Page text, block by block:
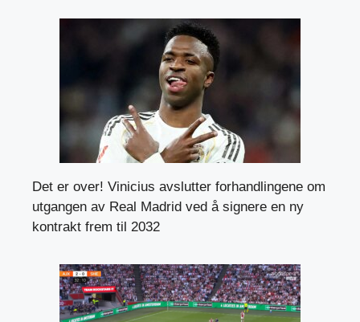
Det er over! Vinicius avslutter forhandlingene om
utgangen av Real Madrid ved å signere en ny
kontrakt frem til 2032